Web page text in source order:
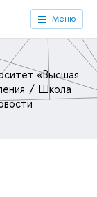
Меню
«Высшая
Школа